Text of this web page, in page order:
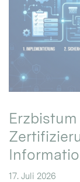
17. Juli 2026